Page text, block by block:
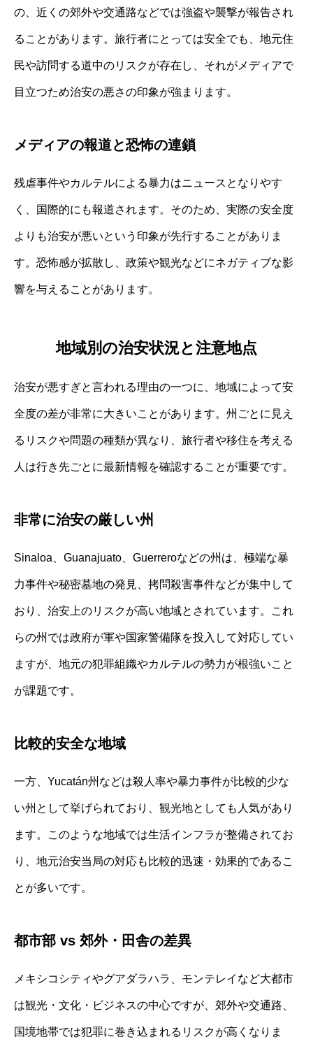
の、近くの郊外や交通路などでは強盗や襲撃が報告され
ることがあります。旅行者にとっては安全でも、地元住
民や訪問する道中のリスクが存在し、それがメディアで
目立つため治安の悪さの印象が強まります。
メディアの報道と恐怖の連鎖
残虐事件やカルテルによる暴力はニュースとなりやす
く、国際的にも報道されます。そのため、実際の安全度
よりも治安が悪いという印象が先行することがありま
す。恐怖感が拡散し、政策や観光などにネガティブな影
響を与えることがあります。
地域別の治安状況と注意地点
治安が悪すぎと言われる理由の一つに、地域によって安
全度の差が非常に大きいことがあります。州ごとに見え
るリスクや問題の種類が異なり、旅行者や移住を考える
人は行き先ごとに最新情報を確認することが重要です。
非常に治安の厳しい州
Sinaloa、Guanajuato、Guerreroなどの州は、極端な暴
力事件や秘密墓地の発見、拷問殺害事件などが集中して
おり、治安上のリスクが高い地域とされています。これ
らの州では政府が軍や国家警備隊を投入して対応してい
ますが、地元の犯罪組織やカルテルの勢力が根強いこと
が課題です。
比較的安全な地域
一方、Yucatán州などは殺人率や暴力事件が比較的少な
い州として挙げられており、観光地としても人気があり
ます。このような地域では生活インフラが整備されてお
り、地元治安当局の対応も比較的迅速・効果的であるこ
とが多いです。
都市部 vs 郊外・田舎の差異
メキシコシティやグアダラハラ、モンテレイなど大都市
は観光・文化・ビジネスの中心ですが、郊外や交通路、
国境地帯では犯罪に巻き込まれるリスクが高くなりま